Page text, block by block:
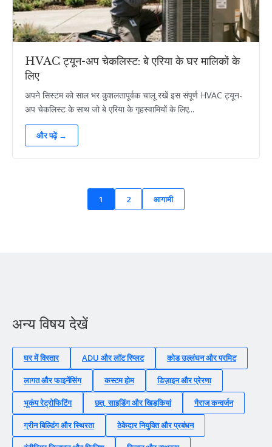
HVAC ट्यून-अप चेकलिस्ट: बे एरिया के घर मालिकों के
लिए
अपने सिस्टम को साल भर कुशलतापूर्वक चालू रखें इस संपूर्ण HVAC ट्यून-
अप चेकलिस्ट के साथ जो बे एरिया के गृहस्वामियों के लिए...
और पढ़ें →
1 2 आगामी
अन्य विषय देखें
घर में विस्तार ADU और लॉट स्प्लिट कोड उल्लंघन और परमिट
लागत और फाइनेंसिंग कस्टम होम डिज़ाइन और प्रेरणा
भूकंप रेट्रोफिटिंग छत, साइडिंग और खिड़कियां गैराज कन्वर्जन
ग्रीन बिल्डिंग और स्थिरता ठेकेदार नियुक्ति और प्रबंधन